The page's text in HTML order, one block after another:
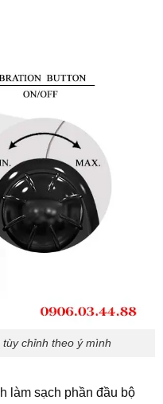
chỉnh theo ý mình
làm sạch phần đầu bộ